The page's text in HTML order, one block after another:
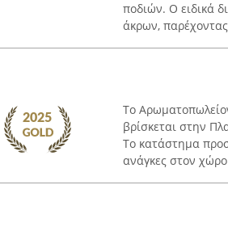
ποδιών. Ο ειδικά
άκρων, παρέχοντας
Το
βρίσκεται στην
Το κατάστημα
ανάγκες στον